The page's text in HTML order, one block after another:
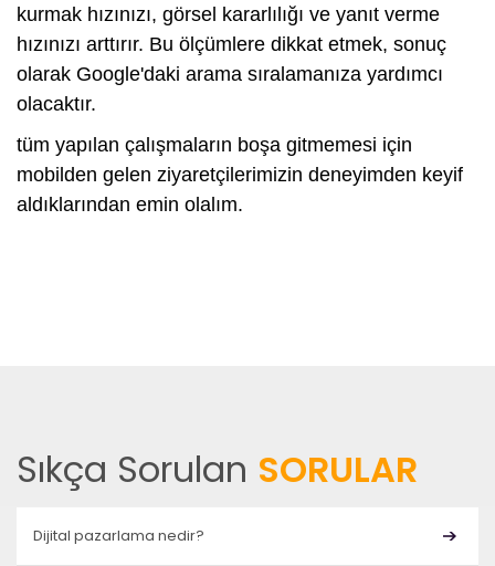
kurmak hızınızı, görsel kararlılığı ve yanıt verme
hızınızı arttırır. Bu ölçümlere dikkat etmek, sonuç
olarak Google'daki arama sıralamanıza yardımcı
olacaktır.
tüm yapılan çalışmaların boşa gitmemesi için
mobilden gelen ziyaretçilerimizin deneyimden keyif
aldıklarından emin olalım.
Sıkça Sorulan SORULAR
Dijital pazarlama nedir?